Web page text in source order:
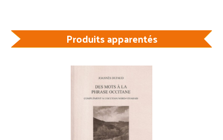
Produits apparentés